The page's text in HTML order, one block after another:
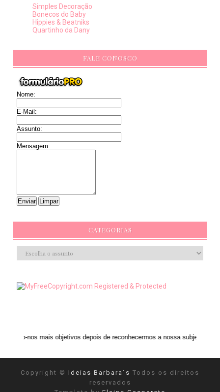
Simples Decoração
Bonecos do Baby
Hippies & Beatniks
Quartinho da Dany
FALE CONOSCO
Nome:
E-Mail:
Assunto:
Mensagem:
CATEGORIAS
objetivos depois de reconhecermos a nossa subjetividade." ANAIS NIN
Copyright © Ideias Barbara´s Todos os direitos
reservados